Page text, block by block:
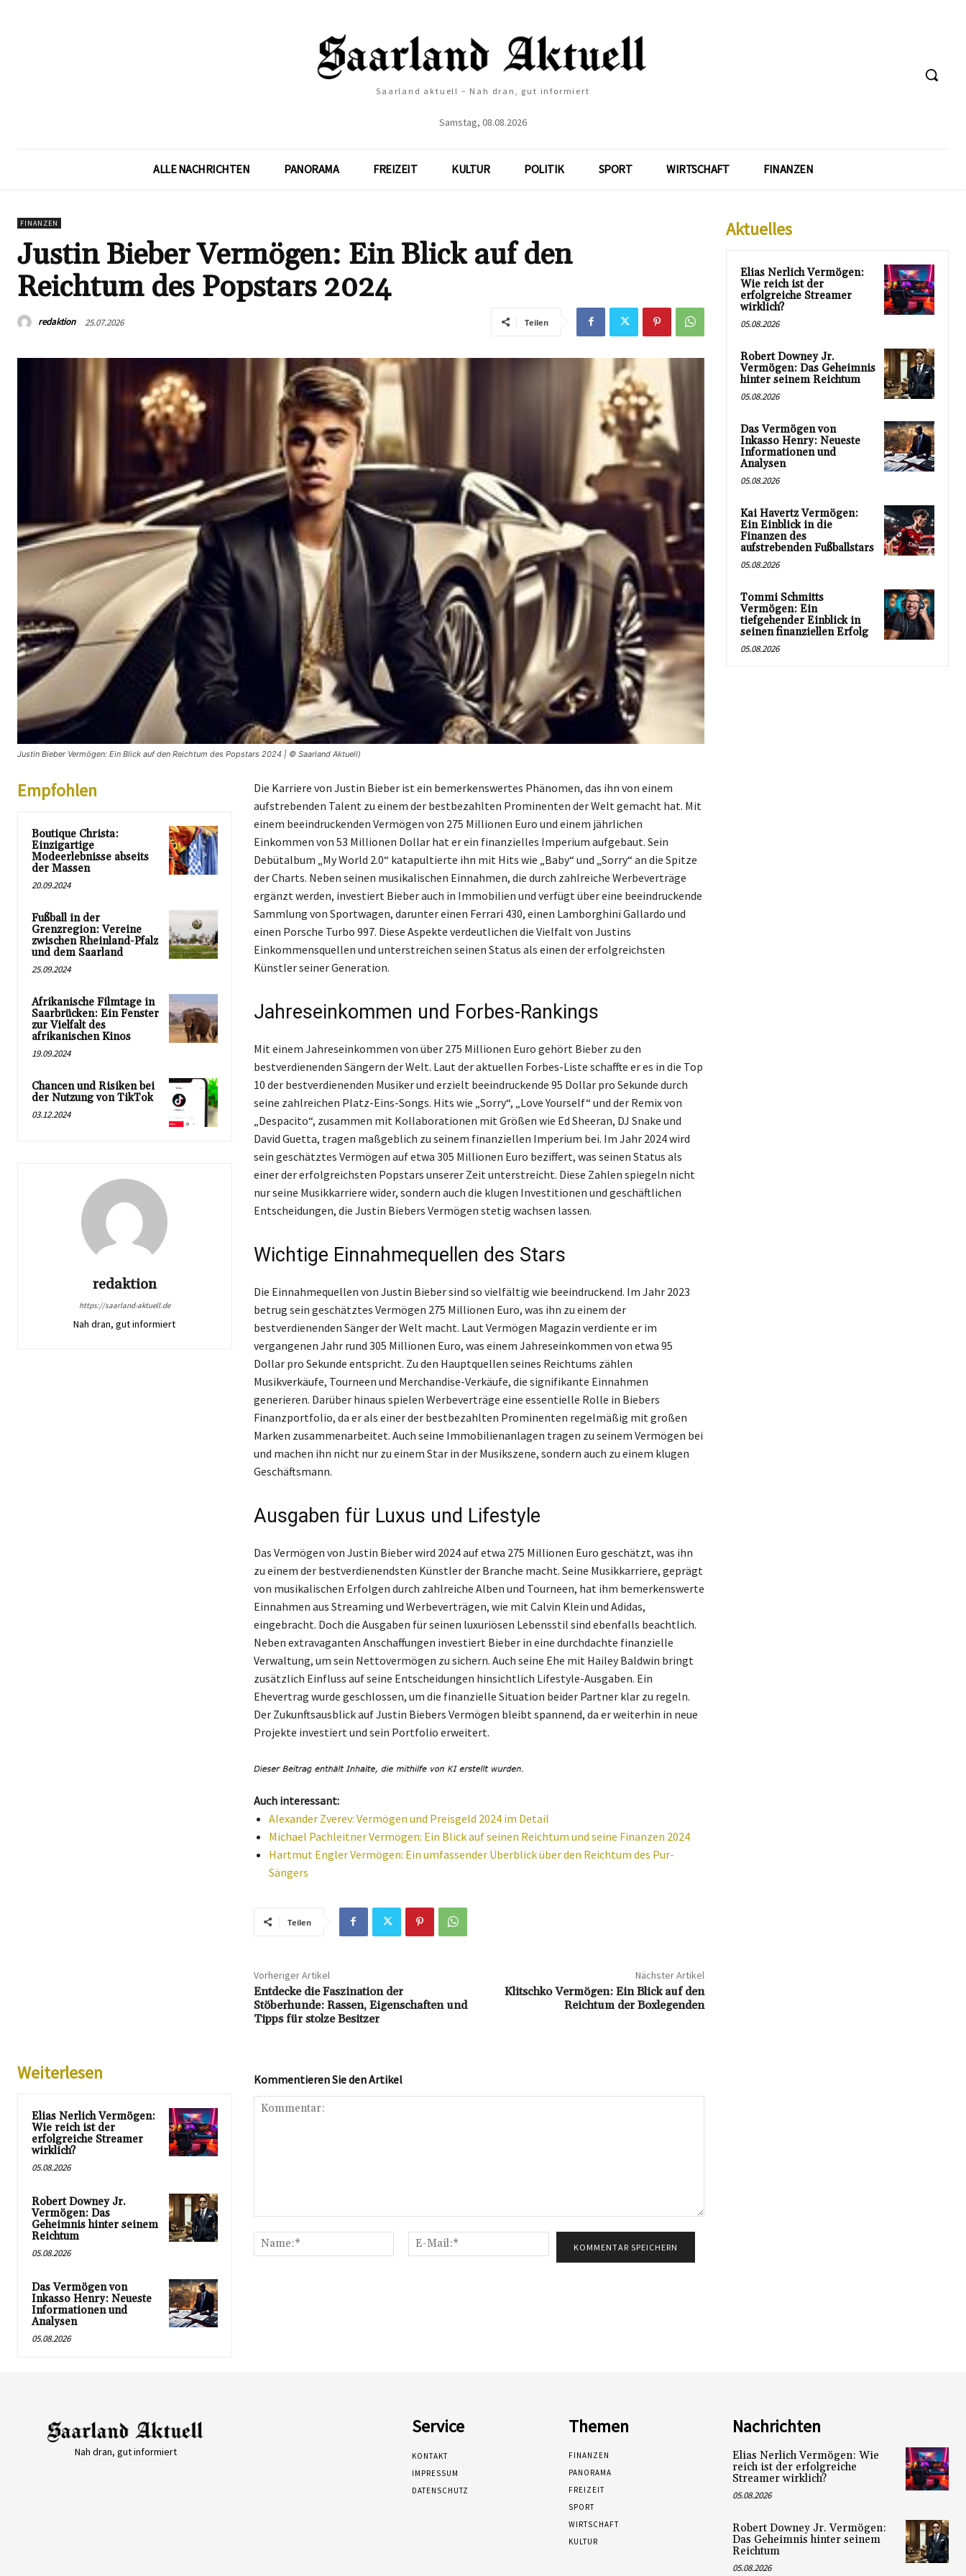
Saarland aktuell – Nah dran, gut informiert
Samstag, 08.08.2026
ALLE NACHRICHTEN PANORAMA FREIZEIT KULTUR POLITIK SPORT WIRTSCHAFT FINANZEN
FINANZEN
Justin Bieber Vermögen: Ein Blick auf den
Reichtum des Popstars 2024
redaktion 25.07.2026 Teilen
Justin Bieber Vermögen: Ein Blick auf den Reichtum des Popstars 2024 | © Saarland Aktuell)
Empfohlen
Boutique Christa:
Einzigartige
Modeerlebnisse abseits
der Massen
20.09.2024
Fußball in der
Grenzregion: Vereine
zwischen Rheinland-Pfalz
und dem Saarland
25.09.2024
Afrikanische Filmtage in
Saarbrücken: Ein Fenster
zur Vielfalt des
afrikanischen Kinos
19.09.2024
Chancen und Risiken bei
der Nutzung von TikTok
03.12.2024
redaktion
https://saarland-aktuell.de
Nah dran, gut informiert
Die Karriere von Justin Bieber ist ein bemerkenswertes Phänomen, das ihn von einem
aufstrebenden Talent zu einem der bestbezahlten Prominenten der Welt gemacht hat. Mit
einem beeindruckenden Vermögen von 275 Millionen Euro und einem jährlichen
Einkommen von 53 Millionen Dollar hat er ein finanzielles Imperium aufgebaut. Sein
Debütalbum „My World 2.0“ katapultierte ihn mit Hits wie „Baby“ und „Sorry“ an die Spitze
der Charts. Neben seinen musikalischen Einnahmen, die durch zahlreiche Werbeverträge
ergänzt werden, investiert Bieber auch in Immobilien und verfügt über eine beeindruckende
Sammlung von Sportwagen, darunter einen Ferrari 430, einen Lamborghini Gallardo und
einen Porsche Turbo 997. Diese Aspekte verdeutlichen die Vielfalt von Justins
Einkommensquellen und unterstreichen seinen Status als einen der erfolgreichsten
Künstler seiner Generation.
Jahreseinkommen und Forbes-Rankings
Mit einem Jahreseinkommen von über 275 Millionen Euro gehört Bieber zu den
bestverdienenden Sängern der Welt. Laut der aktuellen Forbes-Liste schaffte er es in die Top
10 der bestverdienenden Musiker und erzielt beeindruckende 95 Dollar pro Sekunde durch
seine zahlreichen Platz-Eins-Songs. Hits wie „Sorry“, „Love Yourself“ und der Remix von
„Despacito“, zusammen mit Kollaborationen mit Größen wie Ed Sheeran, DJ Snake und
David Guetta, tragen maßgeblich zu seinem finanziellen Imperium bei. Im Jahr 2024 wird
sein geschätztes Vermögen auf etwa 305 Millionen Euro beziffert, was seinen Status als
einer der erfolgreichsten Popstars unserer Zeit unterstreicht. Diese Zahlen spiegeln nicht
nur seine Musikkarriere wider, sondern auch die klugen Investitionen und geschäftlichen
Entscheidungen, die Justin Biebers Vermögen stetig wachsen lassen.
Wichtige Einnahmequellen des Stars
Die Einnahmequellen von Justin Bieber sind so vielfältig wie beeindruckend. Im Jahr 2023
betrug sein geschätztes Vermögen 275 Millionen Euro, was ihn zu einem der
bestverdienenden Sänger der Welt macht. Laut Vermögen Magazin verdiente er im
vergangenen Jahr rund 305 Millionen Euro, was einem Jahreseinkommen von etwa 95
Dollar pro Sekunde entspricht. Zu den Hauptquellen seines Reichtums zählen
Musikverkäufe, Tourneen und Merchandise-Verkäufe, die signifikante Einnahmen
generieren. Darüber hinaus spielen Werbeverträge eine essentielle Rolle in Biebers
Finanzportfolio, da er als einer der bestbezahlten Prominenten regelmäßig mit großen
Marken zusammenarbeitet. Auch seine Immobilienanlagen tragen zu seinem Vermögen bei
und machen ihn nicht nur zu einem Star in der Musikszene, sondern auch zu einem klugen
Geschäftsmann.
Ausgaben für Luxus und Lifestyle
Das Vermögen von Justin Bieber wird 2024 auf etwa 275 Millionen Euro geschätzt, was ihn
zu einem der bestverdienendsten Künstler der Branche macht. Seine Musikkarriere, geprägt
von musikalischen Erfolgen durch zahlreiche Alben und Tourneen, hat ihm bemerkenswerte
Einnahmen aus Streaming und Werbeverträgen, wie mit Calvin Klein und Adidas,
eingebracht. Doch die Ausgaben für seinen luxuriösen Lebensstil sind ebenfalls beachtlich.
Neben extravaganten Anschaffungen investiert Bieber in eine durchdachte finanzielle
Verwaltung, um sein Nettovermögen zu sichern. Auch seine Ehe mit Hailey Baldwin bringt
zusätzlich Einfluss auf seine Entscheidungen hinsichtlich Lifestyle-Ausgaben. Ein
Ehevertrag wurde geschlossen, um die finanzielle Situation beider Partner klar zu regeln.
Der Zukunftsausblick auf Justin Biebers Vermögen bleibt spannend, da er weiterhin in neue
Projekte investiert und sein Portfolio erweitert.
Auch interessant:
Alexander Zverev: Vermögen und Preisgeld 2024 im Detail
Michael Pachleitner Vermögen: Ein Blick auf seinen Reichtum und seine Finanzen 2024
Hartmut Engler Vermögen: Ein umfassender Überblick über den Reichtum des Pur-
Sängers
Teilen
Vorheriger Artikel
Entdecke die Faszination der
Stöberhunde: Rassen, Eigenschaften und
Tipps für stolze Besitzer
Nächster Artikel
Klitschko Vermögen: Ein Blick auf den
Reichtum der Boxlegenden
Weiterlesen
Elias Nerlich Vermögen:
Wie reich ist der
erfolgreiche Streamer
wirklich?
05.08.2026
Robert Downey Jr.
Vermögen: Das
Geheimnis hinter seinem
Reichtum
05.08.2026
Das Vermögen von
Inkasso Henry: Neueste
Informationen und
Analysen
05.08.2026
Kommentieren Sie den Artikel
Name:*
Mail:*
Aktuelles
Elias Nerlich Vermögen:
Wie reich ist der
erfolgreiche Streamer
wirklich?
05.08.2026
Robert Downey Jr.
Vermögen: Das Geheimnis
hinter seinem Reichtum
05.08.2026
Das Vermögen von
Inkasso Henry: Neueste
Informationen und
Analysen
05.08.2026
Kai Havertz Vermögen:
Ein Einblick in die
Finanzen des
aufstrebenden Fußballstars
05.08.2026
Tommi Schmitts
Vermögen: Ein
tiefgehender Einblick in
seinen finanziellen Erfolg
05.08.2026
Nah dran, gut informiert
Service
KONTAKT
IMPRESSUM
DATENSCHUTZ
Themen
FINANZEN
PANORAMA
FREIZEIT
SPORT
WIRTSCHAFT
KULTUR
Nachrichten
Elias Nerlich Vermögen: Wie
reich ist der erfolgreiche
Streamer wirklich?
05.08.2026
Robert Downey Jr. Vermögen:
Das Geheimnis hinter seinem
Reichtum
05.08.2026